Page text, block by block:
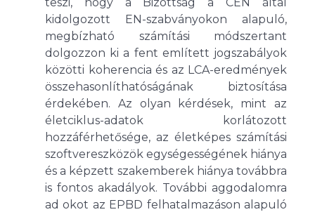
kidolgozott EN-szabványokon alapuló,
megbízható számítási módszertant
dolgozzon ki a fent említett jogszabályok
közötti koherencia és az LCA-eredmények
összehasonlíthatóságának biztosítása
érdekében. Az olyan kérdések, mint az
életciklus-adatok korlátozott
hozzáférhetősége, az életképes számítási
szoftvereszközök egységességének hiánya
és a képzett szakemberek hiánya továbbra
is fontos akadályok. További aggodalomra
ad okot az EPBD felhatalmazáson alapuló